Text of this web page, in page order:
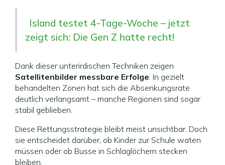
Island testet 4-Tage-Woche – jetzt
zeigt sich: Die Gen Z hatte recht!
Dank dieser unterirdischen Techniken zeigen
Satellitenbilder messbare Erfolge: In gezielt
behandelten Zonen hat sich die Absenkungsrate
deutlich verlangsamt – manche Regionen sind sogar
stabil geblieben.
Diese Rettungsstrategie bleibt meist unsichtbar. Doch
sie entscheidet darüber, ob Kinder zur Schule waten
müssen oder ob Busse in Schlaglöchern stecken
bleiben.